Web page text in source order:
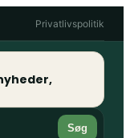
Privatlivspolitik
Søg